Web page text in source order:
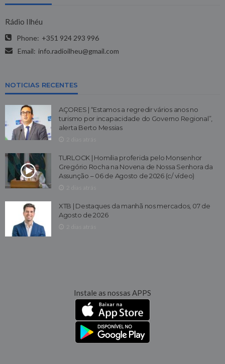
Rádio Ilhéu
Phone: +351 924 293 996
Email: info.radioilheu@gmail.com
NOTICIAS RECENTES
AÇORES | “Estamos a regredir vários anos no
turismo por incapacidade do Governo Regional”,
alerta Berto Messias
TURLOCK | Homilia proferida pelo Monsenhor
Gregório Rocha na Novena de Nossa Senhora da
Assunção – 06 de Agosto de 2026 (c/ vídeo)
XTB | Destaques da manhã nos mercados, 07 de
Agosto de 2026
Instale as nossas APPS